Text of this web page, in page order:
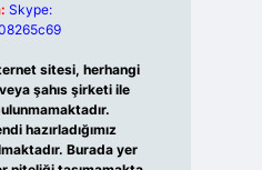
Skype:
sitesi, herhangi
şahıs şirketi ile
hazırladığımız
Burada yer